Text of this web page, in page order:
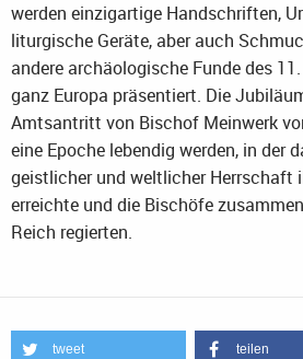
werden einzigartige Handschriften,
liturgische Geräte, aber auch
andere archäologische Funde des
ganz Europa präsentiert. Die
Amtsantritt von Bischof Meinwerk
eine Epoche lebendig werden, in der
geistlicher und weltlicher Herrschaft
erreichte und die Bischöfe
Reich regierten.
tweet teilen